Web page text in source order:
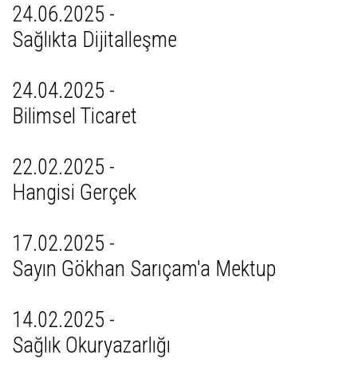
24.06.2025 -
Sağlıkta Dijitalleşme
24.04.2025 -
Bilimsel Ticaret
22.02.2025 -
Hangisi Gerçek
17.02.2025 -
Sayın Gökhan Sarıçam'a Mektup
14.02.2025 -
Sağlık Okuryazarlığı